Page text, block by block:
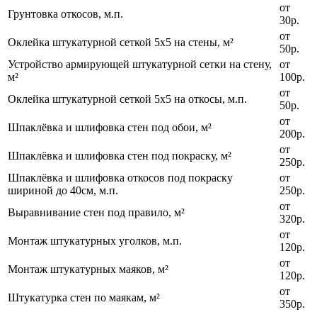
Грунтовка откосов, м.п.
от
30р.
Оклейка штукатурной сеткой 5х5 на стены, м²
от
50р.
Устройство армирующей штукатурной сетки на стену,
м²
от
100р.
Оклейка штукатурной сеткой 5х5 на откосы, м.п.
от
50р.
Шпаклёвка и шлифовка стен под обои, м²
от
200р.
Шпаклёвка и шлифовка стен под покраску, м²
от
250р.
Шпаклёвка и шлифовка откосов под покраску
шириной до 40см, м.п.
от
250р.
Выравнивание стен под правило, м²
от
320р.
Монтаж штукатурных уголков, м.п.
от
120р.
Монтаж штукатурных маяков, м²
от
120р.
Штукатурка стен по маякам, м²
от
350р.